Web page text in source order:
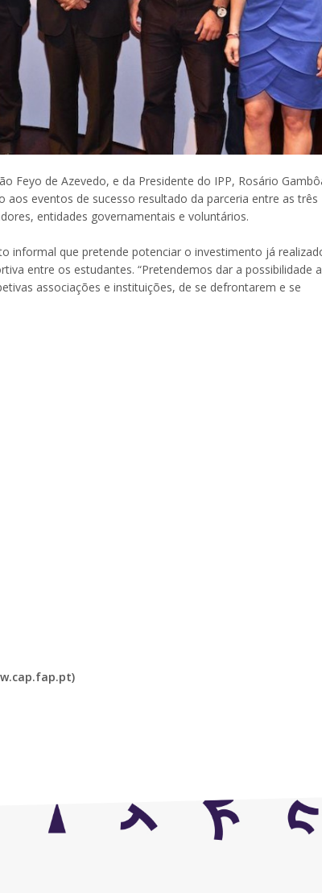
Feyo de Azevedo, e da Presidente do IPP, Rosário
eventos de sucesso resultado da parceria entre as três
entidades governamentais e voluntários.
informal que pretende potenciar o investimento já
entre os estudantes. “Pretendemos dar a possibilidade
associações e instituições, de se defrontarem e se